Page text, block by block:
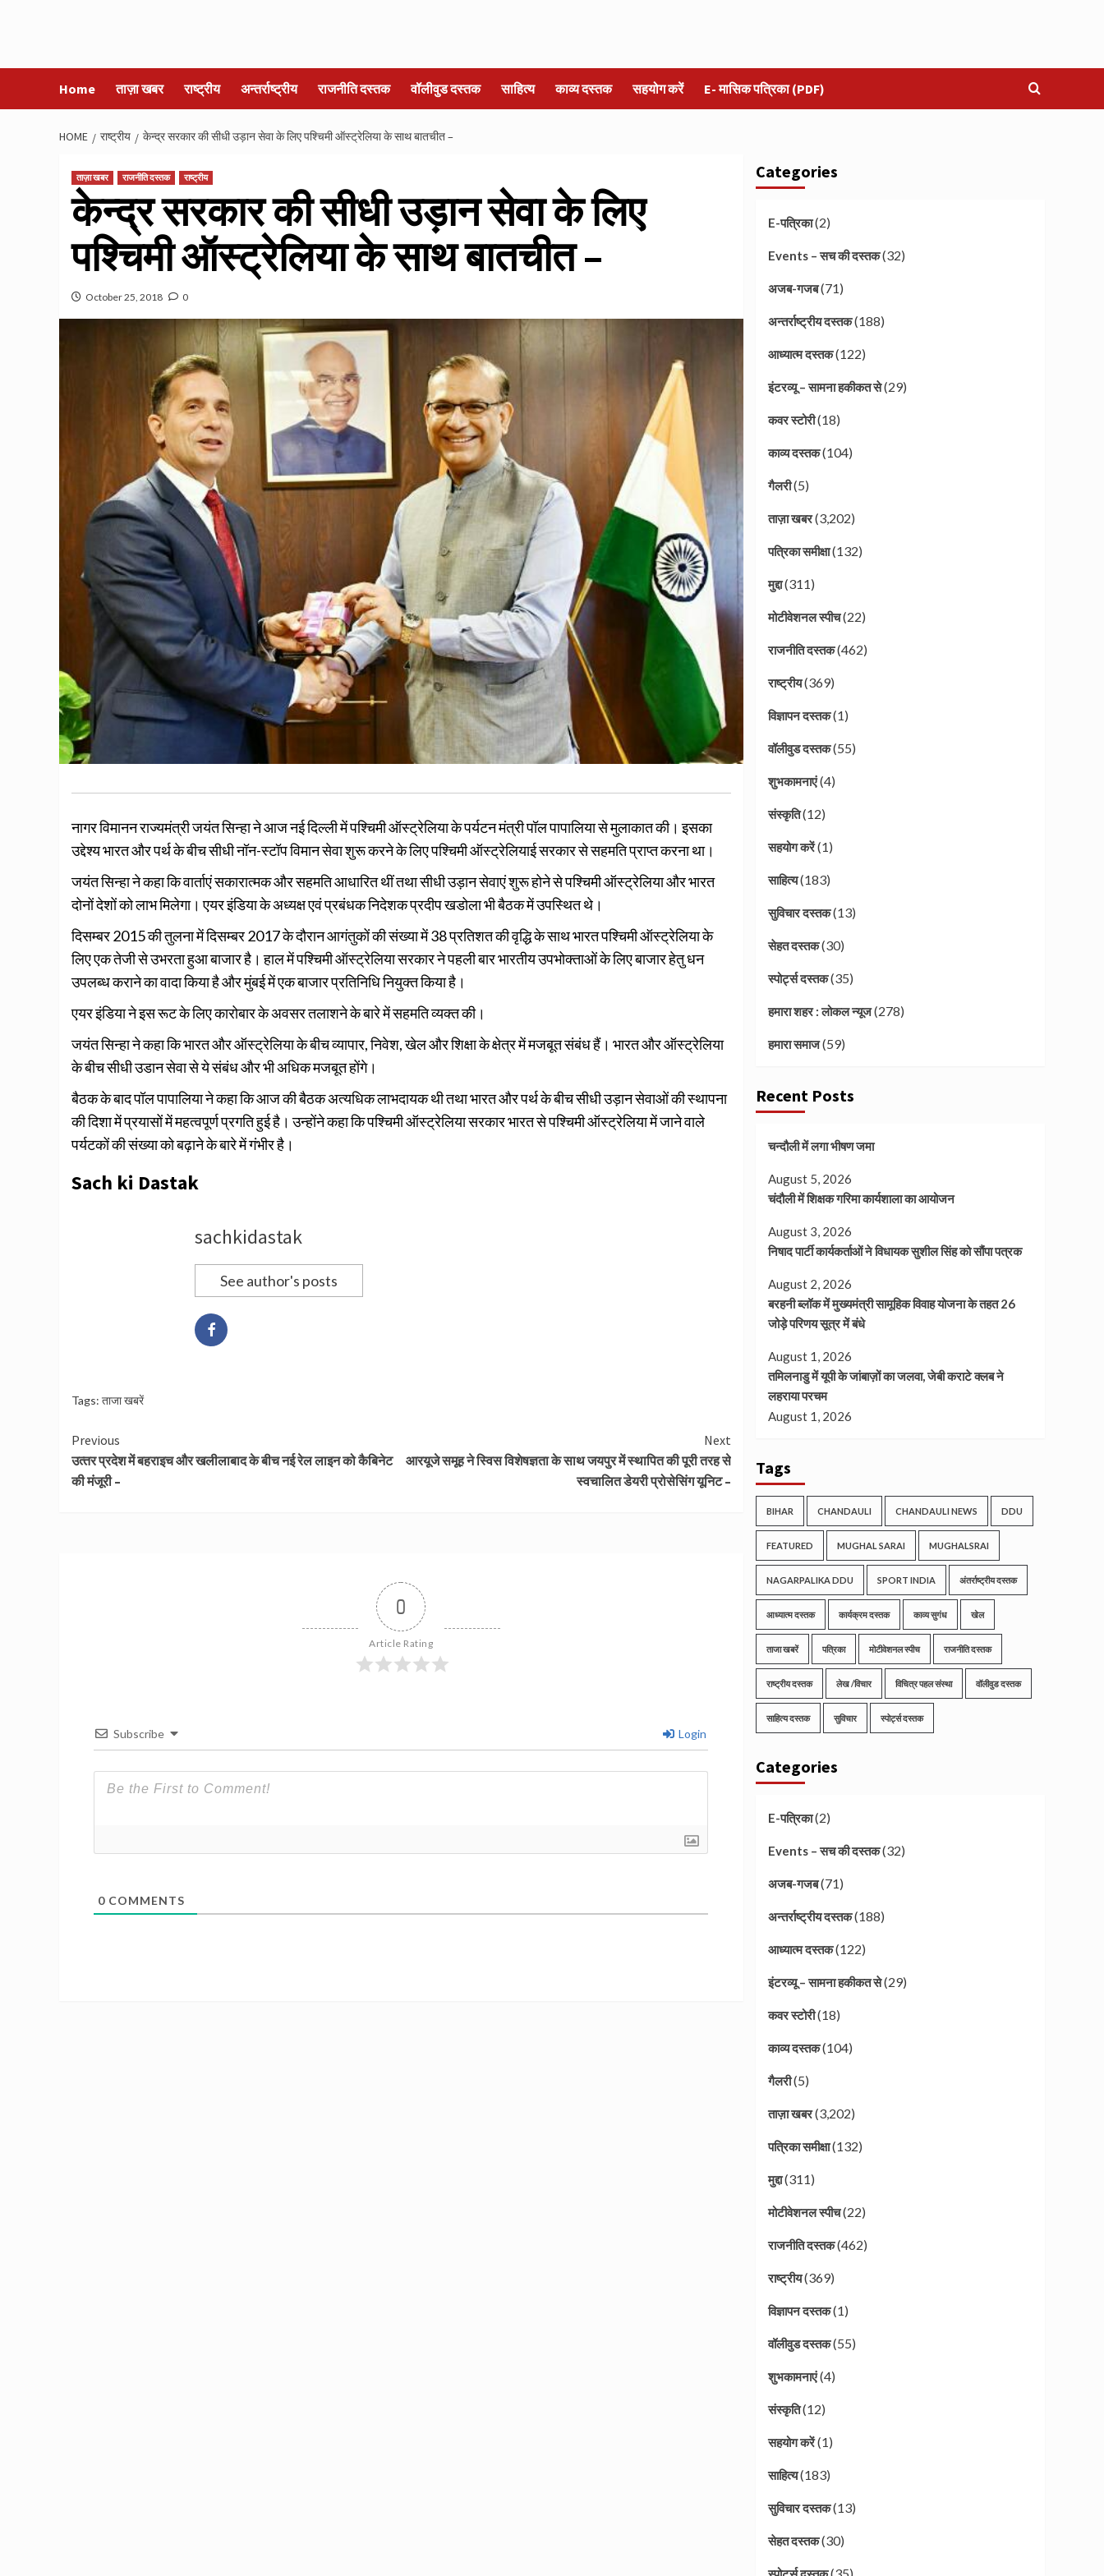
Home ताज़ा खबर राष्ट्रीय अन्तर्राष्ट्रीय राजनीति दस्तक वॉलीवुड दस्तक साहित्य काव्य दस्तक सहयोग करें E- मासिक पत्रिका (PDF)
HOME राष्ट्रीय केन्द्र सरकार की सीधी उड़ान सेवा के लिए पश्चिमी ऑस्ट्रेलिया के साथ बातचीत –
ताज़ा खबर राजनीति दस्तक राष्ट्रीय
केन्द्र सरकार की सीधी उड़ान सेवा के लिए
पश्चिमी ऑस्ट्रेलिया के साथ बातचीत –
October 25, 2018 0
नागर विमानन राज्यमंत्री जयंत सिन्हा ने आज नई दिल्ली में पश्चिमी ऑस्ट्रेलिया के पर्यटन मंत्री पॉल पापालिया से मुलाकात की। इसका
उद्देश्य भारत और पर्थ के बीच सीधी नॉन-स्टॉप विमान सेवा शुरू करने के लिए पश्चिमी ऑस्ट्रेलियाई सरकार से सहमति प्राप्त करना था।
जयंत सिन्हा ने कहा कि वार्ताएं सकारात्मक और सहमति आधारित थीं तथा सीधी उड़ान सेवाएं शुरू होने से पश्चिमी ऑस्ट्रेलिया और भारत
दोनों देशों को लाभ मिलेगा। एयर इंडिया के अध्यक्ष एवं प्रबंधक निदेशक प्रदीप खडोला भी बैठक में उपस्थित थे।
दिसम्बर 2015 की तुलना में दिसम्बर 2017 के दौरान आगंतुकों की संख्या में 38 प्रतिशत की वृद्धि के साथ भारत पश्चिमी ऑस्ट्रेलिया के
लिए एक तेजी से उभरता हुआ बाजार है। हाल में पश्चिमी ऑस्ट्रेलिया सरकार ने पहली बार भारतीय उपभोक्ताओं के लिए बाजार हेतु धन
उपलब्ध कराने का वादा किया है और मुंबई में एक बाजार प्रतिनिधि नियुक्त किया है।
एयर इंडिया ने इस रूट के लिए कारोबार के अवसर तलाशने के बारे में सहमति व्यक्त की।
जयंत सिन्हा ने कहा कि भारत और ऑस्ट्रेलिया के बीच व्यापार, निवेश, खेल और शिक्षा के क्षेत्र में मजबूत संबंध हैं। भारत और ऑस्ट्रेलिया
के बीच सीधी उडान सेवा से ये संबंध और भी अधिक मजबूत होंगे।
बैठक के बाद पॉल पापालिया ने कहा कि आज की बैठक अत्यधिक लाभदायक थी तथा भारत और पर्थ के बीच सीधी उड़ान सेवाओं की स्थापना
की दिशा में प्रयासों में महत्वपूर्ण प्रगति हुई है। उन्होंने कहा कि पश्चिमी ऑस्ट्रेलिया सरकार भारत से पश्चिमी ऑस्ट्रेलिया में जाने वाले
पर्यटकों की संख्या को बढ़ाने के बारे में गंभीर है।
Sach ki Dastak
sachkidastak
See author's posts
Tags: ताजा खबरें
Continue
Reading
Previous
उत्‍तर प्रदेश में बहराइच और खलीलाबाद के बीच नई रेल लाइन को कैबिनेट
की मंजूरी –
Next
आरयूजे समूह ने स्विस विशेषज्ञता के साथ जयपुर में स्थापित की पूरी तरह से
स्वचालित डेयरी प्रोसेसिंग यूनिट –
0
Article Rating
Subscribe Login
0 COMMENTS
Categories
E-पत्रिका(2)
Events – सच की दस्तक(32)
अजब-गजब(71)
अन्तर्राष्ट्रीय दस्तक(188)
आध्यात्म दस्तक(122)
इंटरव्यू – सामना हकीकत से(29)
कवर स्टोरी(18)
काव्य दस्तक(104)
गैलरी(5)
ताज़ा खबर(3,202)
पत्रिका समीक्षा(132)
मुद्दा(311)
मोटीवेशनल स्पीच(22)
राजनीति दस्तक(462)
राष्ट्रीय(369)
विज्ञापन दस्तक(1)
वॉलीवुड दस्तक(55)
शुभकामनाएं(4)
संस्कृति(12)
सहयोग करें(1)
साहित्य(183)
सुविचार दस्तक(13)
सेहत दस्तक(30)
स्पोर्ट्स दस्तक(35)
हमारा शहर : लोकल न्यूज(278)
हमारा समाज(59)
Recent Posts
चन्दौली में लगा भीषण जमा
August 5, 2026
चंदौली में शिक्षक गरिमा कार्यशाला का आयोजन
August 3, 2026
निषाद पार्टी कार्यकर्ताओं ने विधायक सुशील सिंह को सौंपा पत्रक
August 2, 2026
बरहनी ब्लॉक में मुख्यमंत्री सामूहिक विवाह योजना के तहत 26
जोड़े परिणय सूत्र में बंधे
August 1, 2026
तमिलनाडु में यूपी के जांबाज़ों का जलवा, जेबी कराटे क्लब ने
लहराया परचम
August 1, 2026
Tags
BIHAR CHANDAULI CHANDAULI NEWS DDU
FEATURED MUGHAL SARAI MUGHALSRAI
NAGARPALIKA DDU SPORT INDIA अंतर्राष्ट्रीय दस्तक
आध्यात्म दस्तक कार्यक्रम दस्तक काव्य सुगंध खेल
ताजा खबरें पत्रिका मोटीवेशनल स्पीच राजनीति दस्तक
राष्ट्रीय दस्तक लेख /विचार विचित्र पहल संस्था वॉलीवुड दस्तक
साहित्य दस्तक सुविचार स्पोर्ट्स दस्तक
Categories
E-पत्रिका(2)
Events – सच की दस्तक(32)
अजब-गजब(71)
अन्तर्राष्ट्रीय दस्तक(188)
आध्यात्म दस्तक(122)
इंटरव्यू – सामना हकीकत से(29)
कवर स्टोरी(18)
काव्य दस्तक(104)
गैलरी(5)
ताज़ा खबर(3,202)
पत्रिका समीक्षा(132)
मुद्दा(311)
मोटीवेशनल स्पीच(22)
राजनीति दस्तक(462)
राष्ट्रीय(369)
विज्ञापन दस्तक(1)
वॉलीवुड दस्तक(55)
शुभकामनाएं(4)
संस्कृति(12)
सहयोग करें(1)
साहित्य(183)
सुविचार दस्तक(13)
सेहत दस्तक(30)